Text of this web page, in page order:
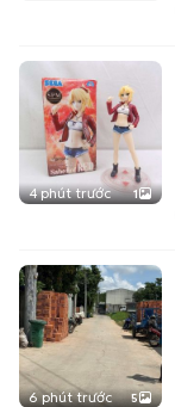
4 phút trước 1
6 phút trước 5